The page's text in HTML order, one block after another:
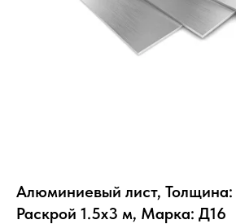
Алюминиевый лист,
Раскрой 1.5х3 м, Марка: Д16